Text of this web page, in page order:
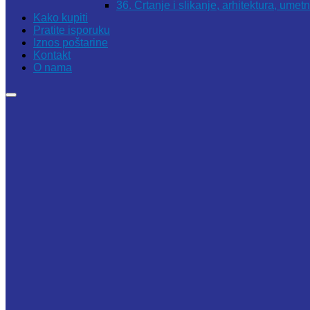
36. Crtanje i slikanje, arhitektura,
Kako kupiti
Pratite isporuku
Iznos poštarine
Kontakt
O nama